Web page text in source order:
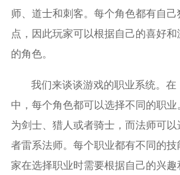
师、道士和刺客。每个角色都有自
点，因此玩家可以根据自己的喜好
的角色。
我们来谈谈游戏的职业系统。在
中，每个角色都可以选择不同的职
为剑士、猎人或者骑士，而法师可
者雷系法师。每个职业都有不同的
家在选择职业时需要根据自己的兴